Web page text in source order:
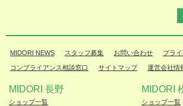
MIDORI NEWS スタッフ募集 お問い合わせ プラ
コンプライアンス相談窓口 サイトマップ 運営会社情
MIDORI 長野
ショップ一覧
MIDORI
ショップ一覧